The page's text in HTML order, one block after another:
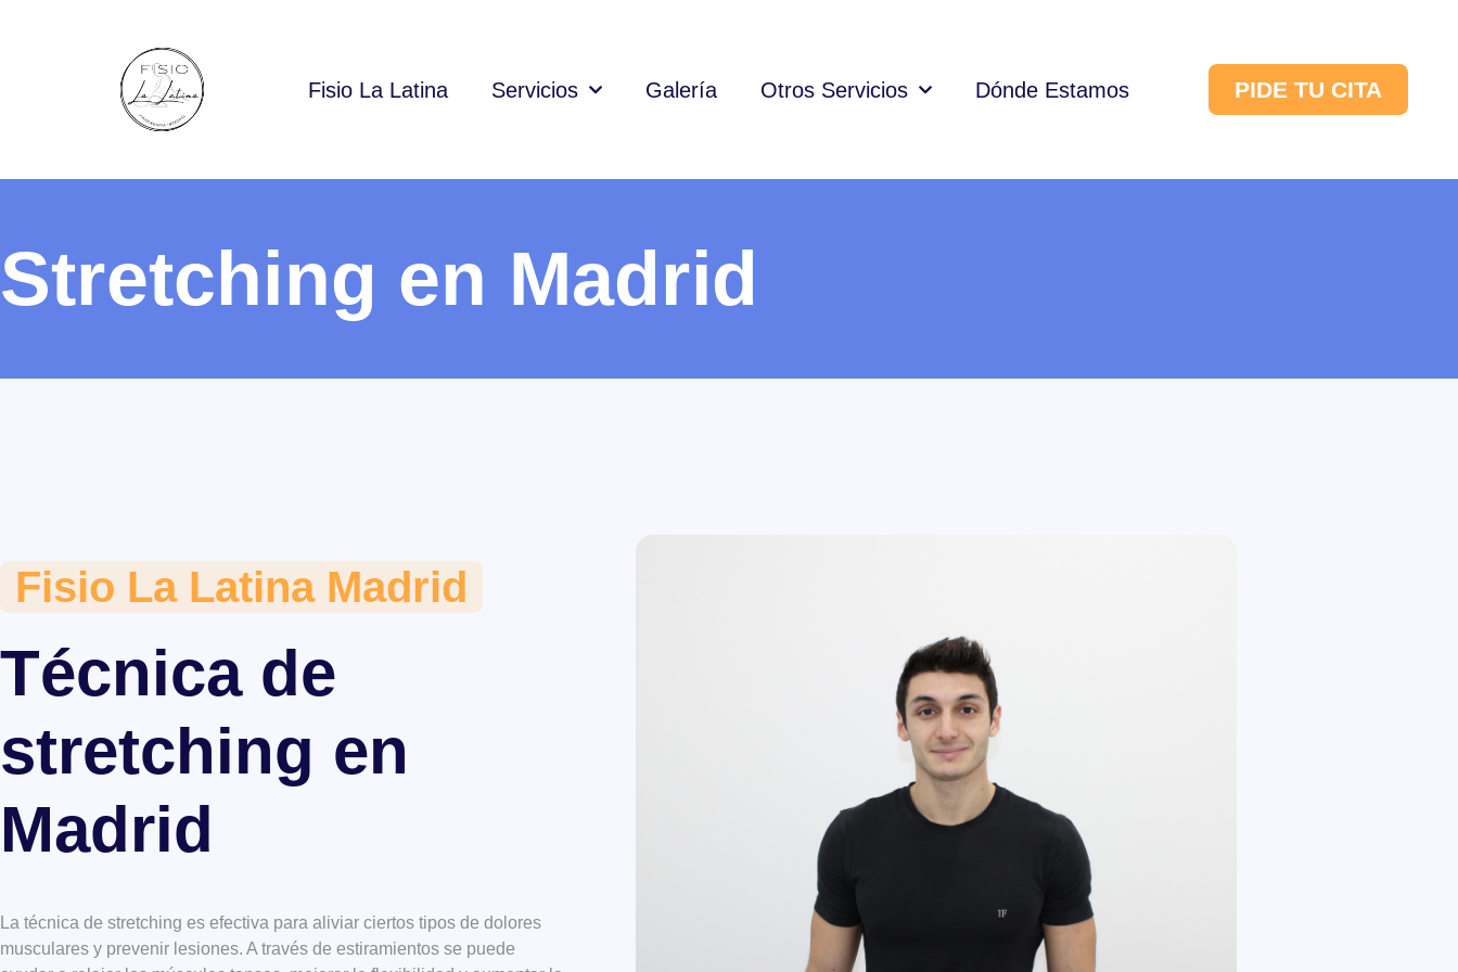
Fisio La Latina Servicios Galería Otros Servicios Dónde Estamos PIDE TU CITA
Stretching en Madrid
Fisio La Latina Madrid
Técnica de
stretching en
Madrid
La técnica de stretching es efectiva para aliviar ciertos tipos de dolores
musculares y prevenir lesiones. A través de estiramientos se puede